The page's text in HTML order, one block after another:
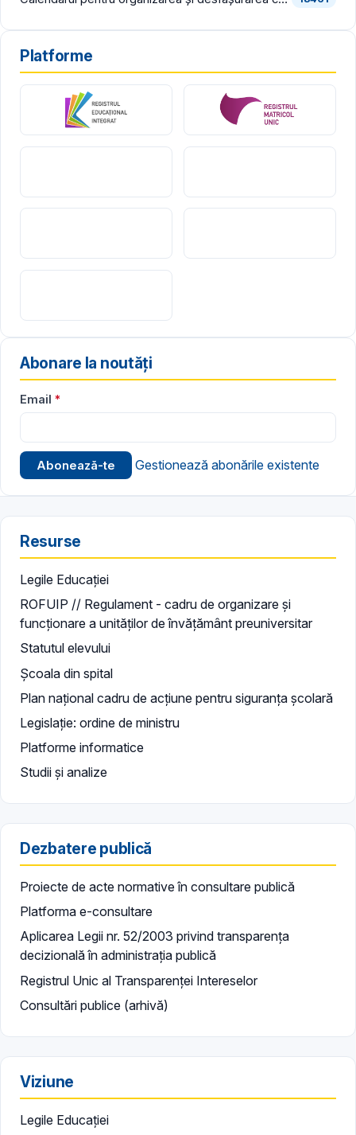
Platforme
Abonare la noutăți
Email
Gestionează abonările existente
Resurse
Legile Educației
ROFUIP // Regulament - cadru de organizare și
funcționare a unităților de învățământ preuniversitar
Statutul elevului
Școala din spital
Plan național cadru de acțiune pentru siguranța școlară
Legislație: ordine de ministru
Platforme informatice
Studii și analize
Dezbatere publică
Proiecte de acte normative în consultare publică
Platforma e-consultare
Aplicarea Legii nr. 52/2003 privind transparența
decizională în administrația publică
Registrul Unic al Transparenței Intereselor
Consultări publice (arhivă)
Viziune
Legile Educației